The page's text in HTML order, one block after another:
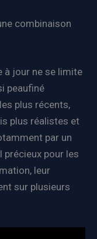
combinaison
à jour ne se limite
peaufiné
plus récents,
plus réalistes et
par un
pour les
leur
sur plusieurs